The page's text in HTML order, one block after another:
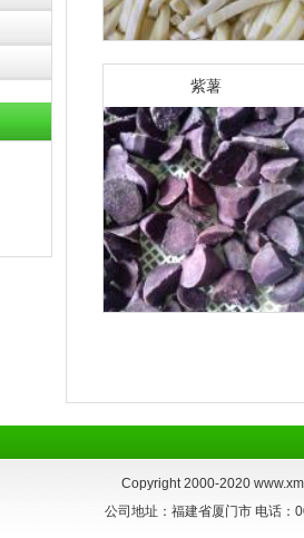
紫薯
Copyright 2000-2020
公司地址：福建省厦门市 电话